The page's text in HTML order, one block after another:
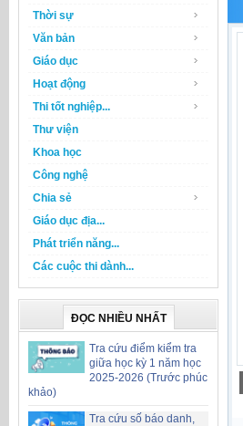
Thời sự
Văn bản
Giáo dục
Hoạt động
Thi tốt nghiệp...
Thư viện
Khoa học
Công nghệ
Chia sẻ
Giáo dục địa...
Phát triển năng...
Các cuộc thi dành...
ĐỌC NHIỀU NHẤT
Tra cứu điểm kiểm tra
giữa học kỳ 1 năm học
2025-2026 (Trước phúc
khảo)
Tra cứu số báo danh,